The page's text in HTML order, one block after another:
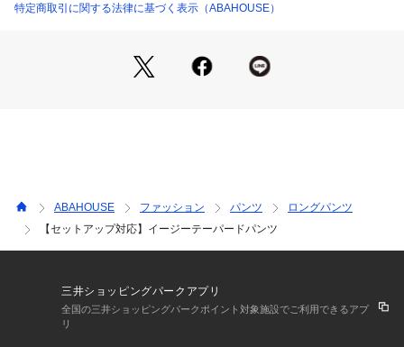
せるトップスでカジュアルダウンも可能◎
シンプルなハイゲージニットや、トレンドの“袖コンシャスブ
特定商取引に関する法律に基づく表示（ABAHOUSE）
ABAHOUSE ファッション パンツ
ロングパンツ
【セットアップ対応】イージーテーパードパンツ
三井ショッピングパークアプリ
全国の三井ショッピングパークポイント対象施設でご利用できるアプ
リ